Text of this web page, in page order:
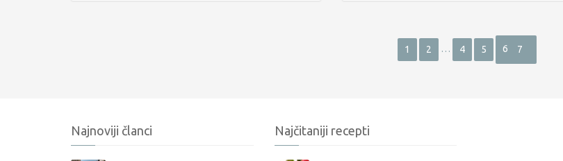
1 2 … 4 5 6 7
Najnoviji članci Najčitaniji recepti